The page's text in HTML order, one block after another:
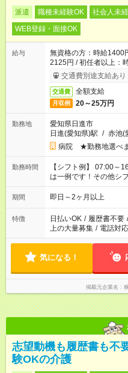
派遣 職種未経験OK 社会人未
WEB登録・面接OK
給与
無資格の方：時給1400
2125円 / 初任者以上：
交通費別途支給あり
交通費 全額支給
月収例 20～25万円
勤務地
愛知県日進市
日進(愛知県)駅 / 赤池(
病院 ★勤務地選べま
勤務時間
【シフト例】 07:00～
は一例です！その他シ
期間 即日～2ヶ月以上
特徴 日払いOK / 履歴書不要 /
上の大量募集 / 電話対
気になる！
掲載元企業名
志望動機も履歴書も不
験OKの介護